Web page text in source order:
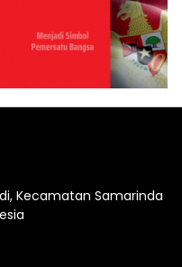
Kecamatan Samarinda